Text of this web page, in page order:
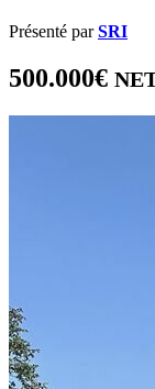
Présenté parSRI
500.000€